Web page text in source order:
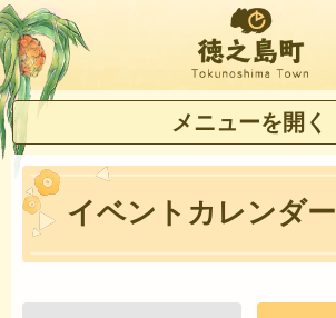
徳之島町
メニューを開く
イベントカレンダー